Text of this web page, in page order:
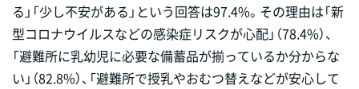
る」「少し不安がある」という回答は97.4%。その理由は「新
型コロナウイルスなどの感染症リスクが心配」（78.4%）、
「避難所に乳幼児に必要な備蓄品が揃っているか分からな
い」（82.8%）、「避難所で授乳やおむつ替えなどが安心して